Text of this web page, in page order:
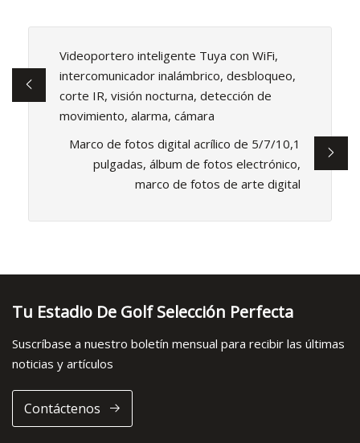
Videoportero inteligente Tuya con WiFi,
intercomunicador inalámbrico, desbloqueo,
corte IR, visión nocturna, detección de
movimiento, alarma, cámara
Marco de fotos digital acrílico de 5/7/10,1
pulgadas, álbum de fotos electrónico,
marco de fotos de arte digital
Tu Estadio De Golf Selección Perfecta
Suscríbase a nuestro boletín mensual para recibir las últimas
noticias y artículos
Contáctenos